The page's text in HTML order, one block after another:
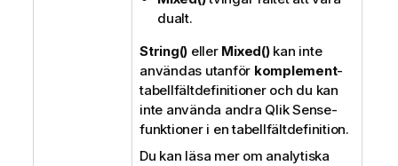
dualt.
String() eller Mixed()kan inte
användas utanför komplement-
tabellfältdefinitioner och du kan
inte använda andra Qlik Sense-
funktioner i en tabellfältdefinition.
Du kan läsa mer om analytiska